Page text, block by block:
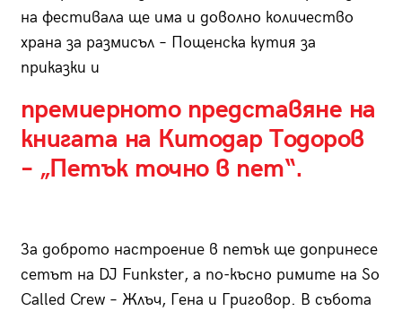
на фестивала ще има и доволно количество
храна за размисъл – Пощенска кутия за
приказки и
премиерното представяне на
книгата на Китодар Tодоров
– „Петък точно в пет“.
За доброто настроение в петък ще допринесе
сетът на DJ Funkster, а по-късно римите на So
Called Crew – Жлъч, Гена и Григовор. В събота